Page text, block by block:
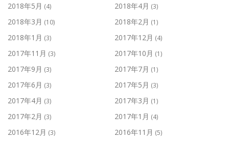
2018年5月 (4) 2018年4月 (3)
2018年3月 (10) 2018年2月 (1)
2018年1月 (3) 2017年12月 (4)
2017年11月 (3) 2017年10月 (1)
2017年9月 (3) 2017年7月 (1)
2017年6月 (3) 2017年5月 (3)
2017年4月 (3) 2017年3月 (1)
2017年2月 (3) 2017年1月 (4)
2016年12月 (3) 2016年11月 (5)